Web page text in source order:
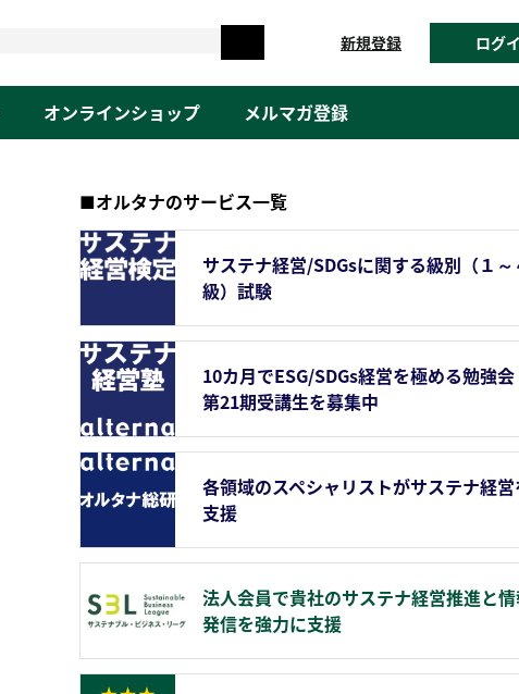
新規登録 ログ
オンラインショップ メルマガ登録
■オルタナのサービス一覧
サステナ経営/SDGsに関する級別（１～
級）試験
10カ月でESG/SDGs経営を極める勉強
第21期受講生を募集中
各領域のスペシャリストがサステナ経
支援
法人会員で貴社のサステナ経営推進と
発信を強力に支援